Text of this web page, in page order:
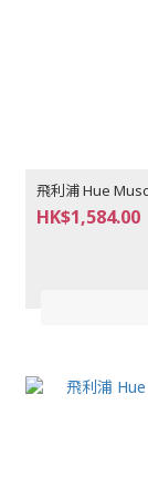
飛利浦 Hue
HK$1,584.00